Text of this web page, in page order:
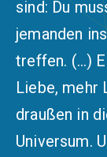
sind: Du
jemanden
treffen. (…)
Liebe, mehr
draußen in
Universum.